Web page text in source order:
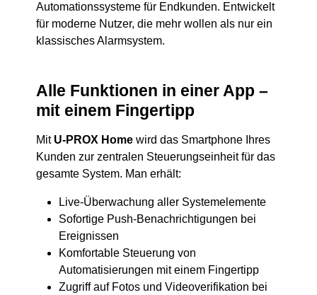
Automationssysteme für Endkunden. Entwickelt
für moderne Nutzer, die mehr wollen als nur ein
klassisches Alarmsystem.
Alle Funktionen in einer App –
mit einem Fingertipp
Mit U-PROX Home wird das Smartphone Ihres
Kunden zur zentralen Steuerungseinheit für das
gesamte System. Man erhält:
Live-Überwachung aller Systemelemente
Sofortige Push-Benachrichtigungen bei
Ereignissen
Komfortable Steuerung von
Automatisierungen mit einem Fingertipp
Zugriff auf Fotos und Videoverifikation bei